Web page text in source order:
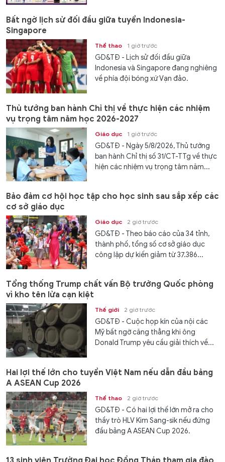
Bất ngờ lịch sử đối đầu giữa tuyển Indonesia-
Singapore
Thể thao 1 giờ trước
GD&TĐ - Lịch sử đối đầu giữa
Indonesia và Singapore đang nghiêng
về phía đội bóng xứ Vạn đảo.
Thủ tướng ban hành Chỉ thị về thực hiện các nhiệm
vụ trọng tâm năm học 2026-2027
Giáo dục 1 giờ trước
GD&TĐ - Ngày 5/8/2026, Thủ tướng
ban hành Chỉ thị số 31/CT-TTg về thực
hiện các nhiệm vụ trọng tâm năm...
Bảo đảm cơ hội học tập cho học sinh sau sắp xếp các
cơ sở giáo dục
Giáo dục 2 giờ trước
GD&TĐ - Theo báo cáo của 34 tỉnh,
thành phố, tổng số cơ sở giáo dục
công lập dự kiến giảm từ 37.386...
Tổng thống Trump chất vấn Bộ trưởng Quốc phòng
vì kho tên lửa cạn kiệt
Thế giới 2 giờ trước
GD&TĐ - Cuộc họp kín của nội các
Mỹ bất ngờ căng thẳng khi ông
Donald Trump yêu cầu giải thích về...
Hai lợi thế lớn cho tuyển Việt Nam nếu dẫn đầu bảng
A ASEAN Cup 2026
Thể thao 2 giờ trước
GD&TĐ - Có hai lợi thế lớn mở ra cho
thầy trò HLV Kim Sang-sik nếu đứng
đầu bảng A ASEAN Cup 2026.